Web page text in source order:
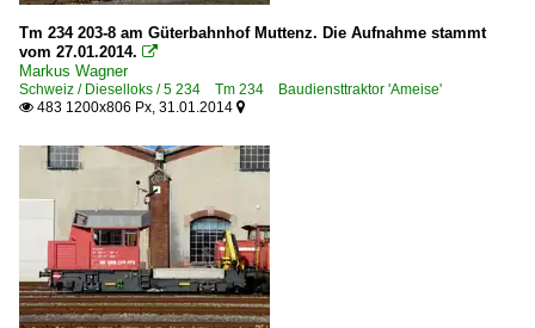
Tm 234 203-8 am Güterbahnhof Muttenz. Die Aufnahme stammt
vom 27.01.2014. 
Markus Wagner
Schweiz / Dieselloks / 5 234 Tm 234 Baudiensttraktor 'Ameise'
 483 1200x806 Px, 31.01.2014 